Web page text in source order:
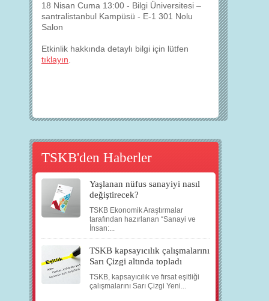
18 Nisan Cuma 13:00 - Bilgi Üniversitesi –
santralistanbul Kampüsü - E-1 301 Nolu
Salon
Etkinlik hakkında detaylı bilgi için lütfen
tıklayın
TSKB'den Haberler
Yaşlanan nüfus sanayiyi nasıl
değiştirecek?
TSKB Ekonomik Araştırmalar
tarafından hazırlanan “Sanayi ve
İnsan:...
TSKB kapsayıcılık çalışmalarını
Sarı Çizgi altında topladı
TSKB, kapsayıcılık ve fırsat eşitliği
çalışmalarını Sarı Çizgi Yeni...